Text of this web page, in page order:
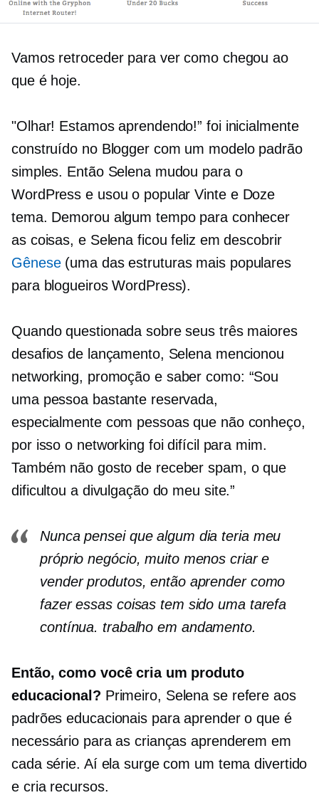
Vamos retroceder para ver como chegou ao
que é hoje.
"Olhar! Estamos aprendendo!” foi inicialmente
construído no Blogger com um modelo padrão
simples. Então Selena mudou para o
WordPress e usou o popularVinte e Doze
tema. Demorou algum tempo para conhecer
as coisas, e Selena ficou feliz em descobrir
Gênese(uma das estruturas mais populares
para blogueiros WordPress).
Quando questionada sobre seus três maiores
desafios de lançamento, Selena mencionou
networking, promoção e saber como: “Sou
uma pessoa bastante reservada,
especialmente com pessoas que não conheço,
por isso o networking foi difícil para mim.
Também não gosto de receber spam, o que
dificultou a divulgação do meu site.”
Nunca pensei que algum dia teria meu
próprio negócio, muito menos criar e
vender produtos, então aprender como
fazer essas coisas tem sido uma tarefa
contínua. trabalho em andamento.
Então, como você cria um produto
educacional? Primeiro, Selena se refere aos
padrões educacionais para aprender o que é
necessário para as crianças aprenderem em
cada série. Aí ela surge com um tema divertido
e cria recursos.